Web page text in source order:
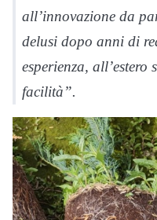
all’innovazione da
delusi dopo anni di
esperienza,
facilità”.